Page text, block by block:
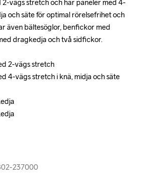
vägs stretch och har paneler med 4-
och säte för optimal rörelsefrihet och
även bältesöglor, benfickor med
dragkedja och två sidfickor.
2-vägs stretch
4-vägs stretch i knä, midja och säte
237000
vägs stretch och har paneler med 4-
och säte för optimal rörelsefrihet och
även bältesöglor, benfickor med
dragkedja och två sidfickor.
2-vägs stretch
4-vägs stretch i knä, midja och säte
237000